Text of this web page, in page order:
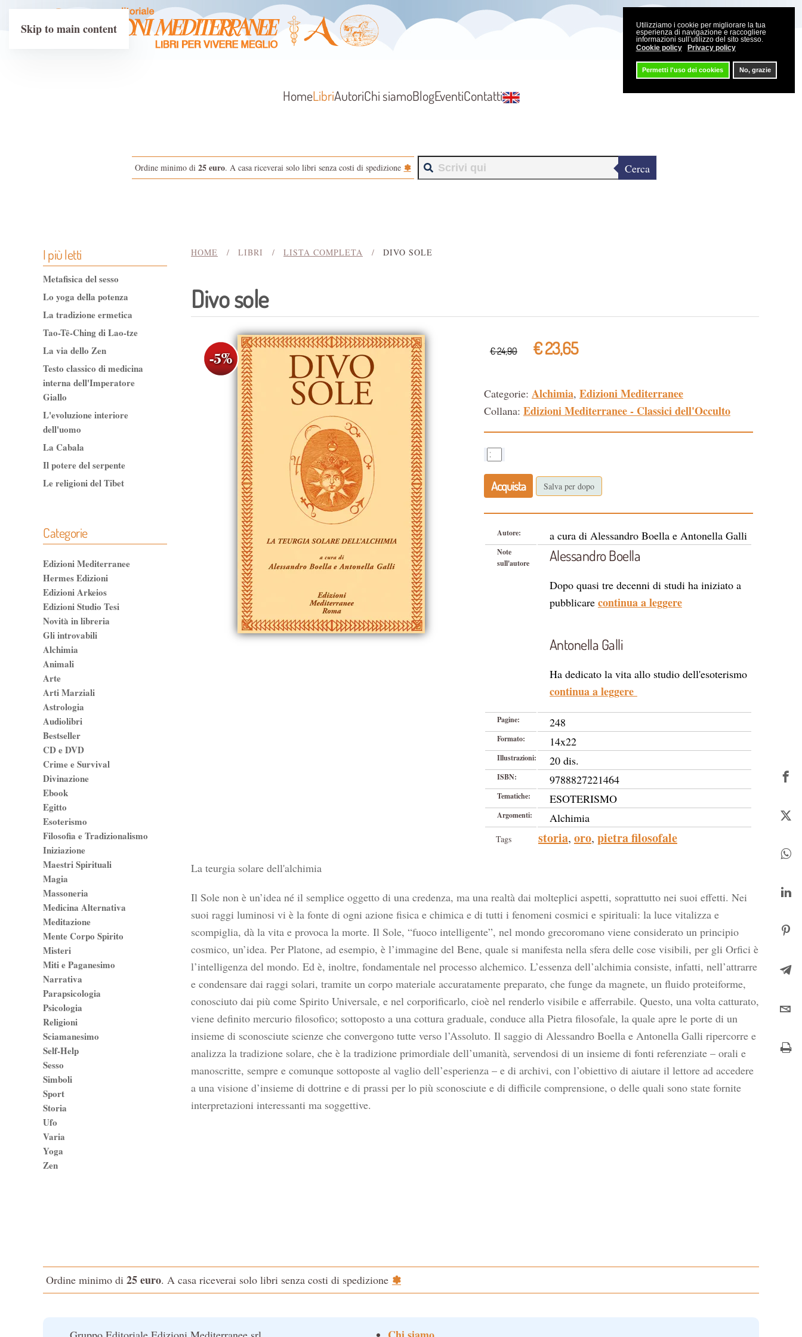
Utilizziamo i cookie per migliorare la tua
esperienza di navigazione e raccogliere
informazioni sull’utilizzo del sito stesso.
Cookie policy
Privacy policy
Permetti l'uso dei cookies No, grazie
Skip to main content
HomeLibriAutoriChi siamoBlogEventiContatti
Ordine minimo di 25 euro. A casa riceverai solo libri senza costi di spedizione ✽ Cerca
HOME LIBRI LISTA COMPLETA DIVO SOLE
Divo sole
€ 24,90 € 23,65
Categorie: Alchimia, Edizioni Mediterranee
Collana: Edizioni Mediterranee - Classici dell'Occulto
Acquista Salva per dopo
Autore: a cura di Alessandro Boella e Antonella Galli
Note
sull'autore
Alessandro Boella
Dopo quasi tre decenni di studi ha iniziato a
pubblicare continua a leggere
Antonella Galli
Ha dedicato la vita allo studio dell'esoterismo
continua a leggere
Pagine: 248
Formato: 14x22
Illustrazioni: 20 dis.
ISBN: 9788827221464
Tematiche: ESOTERISMO
Argomenti: Alchimia
Tags storia, oro, pietra filosofale
La teurgia solare dell'alchimia
Il Sole non è un’idea né il semplice oggetto di una credenza, ma una realtà dai molteplici aspetti, soprattutto nei suoi effetti. Nei
suoi raggi luminosi vi è la fonte di ogni azione fisica e chimica e di tutti i fenomeni cosmici e spirituali: la luce vitalizza e
scompiglia, dà la vita e provoca la morte. Il Sole, “fuoco intelligente”, nel mondo grecoromano viene considerato un principio
cosmico, un’idea. Per Platone, ad esempio, è l’immagine del Bene, quale si manifesta nella sfera delle cose visibili, per gli Orfici è
l’intelligenza del mondo. Ed è, inoltre, fondamentale nel processo alchemico. L’essenza dell’alchimia consiste, infatti, nell’attrarre
e condensare dai raggi solari, tramite un corpo materiale accuratamente preparato, che funge da magnete, un fluido proteiforme,
conosciuto dai più come Spirito Universale, e nel corporificarlo, cioè nel renderlo visibile e afferrabile. Questo, una volta catturato,
viene definito mercurio filosofico; sottoposto a una cottura graduale, conduce alla Pietra filosofale, la quale apre le porte di un
insieme di sconosciute scienze che convergono tutte verso l’Assoluto. Il saggio di Alessandro Boella e Antonella Galli ripercorre e
analizza la tradizione solare, che è la tradizione primordiale dell’umanità, servendosi di un insieme di fonti referenziate – orali e
manoscritte, sempre e comunque sottoposte al vaglio dell’esperienza – e di archivi, con l’obiettivo di aiutare il lettore ad accedere
a una visione d’insieme di dottrine e di prassi per lo più sconosciute e di difficile comprensione, o delle quali sono state fornite
interpretazioni interessanti ma soggettive.
I più letti
Metafisica del sesso
Lo yoga della potenza
La tradizione ermetica
Tao-Tê-Ching di Lao-tze
La via dello Zen
Testo classico di medicina
interna dell'Imperatore
Giallo
L'evoluzione interiore
dell'uomo
La Cabala
Il potere del serpente
Le religioni del Tibet
Categorie
Edizioni Mediterranee
Hermes Edizioni
Edizioni Arkeios
Edizioni Studio Tesi
Novità in libreria
Gli introvabili
Alchimia
Animali
Arte
Arti Marziali
Astrologia
Audiolibri
Bestseller
CD e DVD
Crime e Survival
Divinazione
Ebook
Egitto
Esoterismo
Filosofia e Tradizionalismo
Iniziazione
Maestri Spirituali
Magia
Massoneria
Medicina Alternativa
Meditazione
Mente Corpo Spirito
Misteri
Miti e Paganesimo
Narrativa
Parapsicologia
Psicologia
Religioni
Sciamanesimo
Self-Help
Sesso
Simboli
Sport
Storia
Ufo
Varia
Yoga
Zen
Ordine minimo di 25 euro. A casa riceverai solo libri senza costi di spedizione ✽